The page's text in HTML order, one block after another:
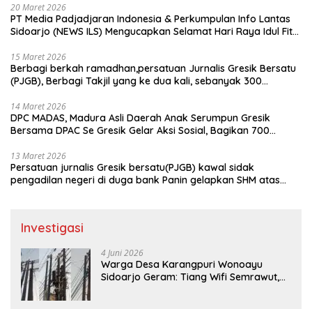
20 Maret 2026
PT Media Padjadjaran Indonesia & Perkumpulan Info Lantas
Sidoarjo (NEWS ILS) Mengucapkan Selamat Hari Raya Idul Fitri
15 Maret 2026
Berbagi berkah ramadhan,persatuan Jurnalis Gresik Bersatu
(PJGB), Berbagi Takjil yang ke dua kali, sebanyak 300
14 Maret 2026
DPC MADAS, Madura Asli Daerah Anak Serumpun Gresik
Bersama DPAC Se Gresik Gelar Aksi Sosial, Bagikan 700
13 Maret 2026
Persatuan jurnalis Gresik bersatu(PJGB) kawal sidak
pengadilan negeri di duga bank Panin gelapkan SHM atas
Investigasi
4 Juni 2026
Warga Desa Karangpuri Wonoayu
Sidoarjo Geram: Tiang Wifi Semrawut,